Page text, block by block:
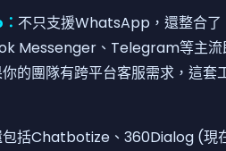
不只支援WhatsApp，還整合了
Messenger、Telegram等主流
的團隊有跨平台客服需求，這套
包括Chatbotize、360Dialog (現